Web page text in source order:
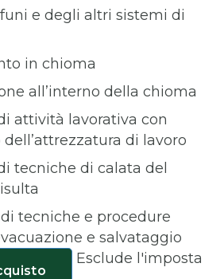
e degli altri sistemi di
in chioma
all’interno della chioma
attività lavorativa con
di lavoro
tecniche di calata del
tecniche e procedure
e salvataggio
Esclude l'imposta